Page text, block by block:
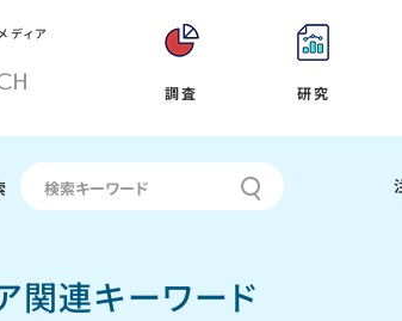
ディア
調査 研究
関連キーワード